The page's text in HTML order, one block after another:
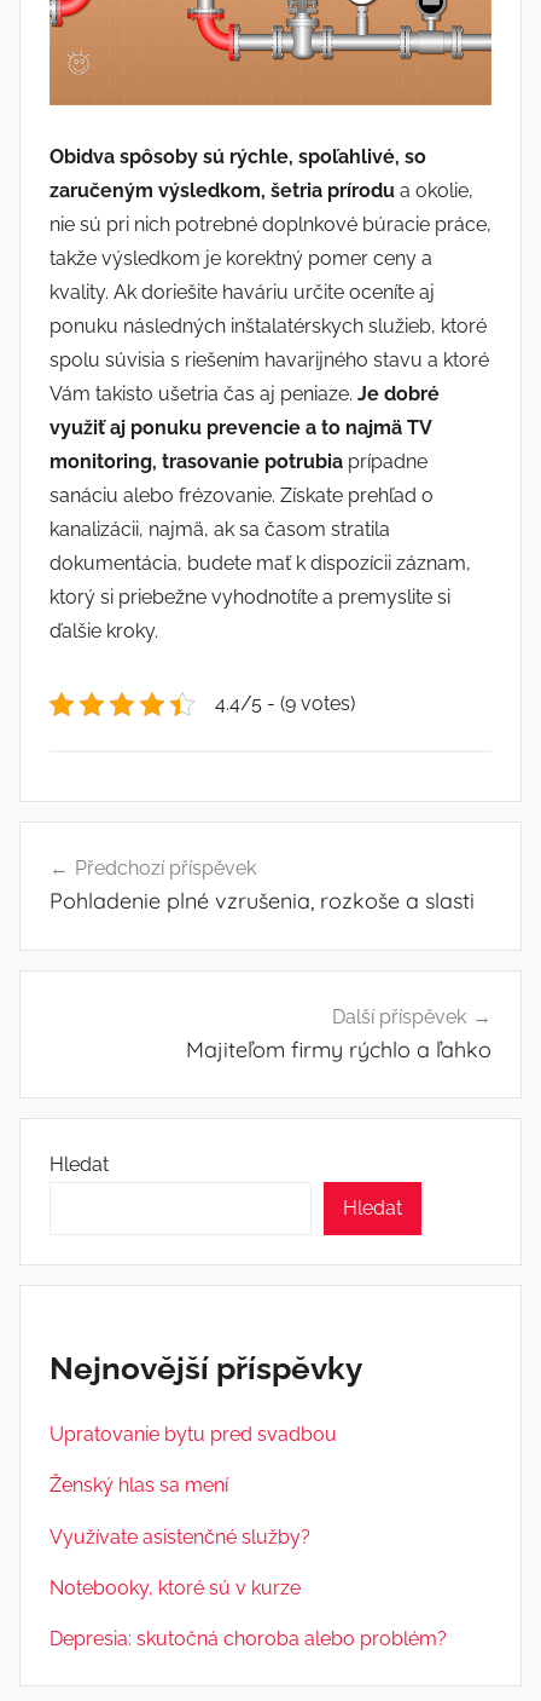
Obidva spôsoby sú rýchle, spoľahlivé, so
zaručeným výsledkom, šetria prírodu a okolie,
nie sú pri nich potrebné doplnkové búracie práce,
takže výsledkom je korektný pomer ceny a
kvality. Ak doriešite haváriu určite oceníte aj
ponuku následných inštalatérskych služieb, ktoré
spolu súvisia s riešením havarijného stavu a ktoré
Vám takisto ušetria čas aj peniaze. Je dobré
využiť aj ponuku prevencie a to najmä TV
monitoring, trasovanie potrubia prípadne
sanáciu alebo frézovanie. Získate prehľad o
kanalizácii, najmä, ak sa časom stratila
dokumentácia, budete mať k dispozícii záznam,
ktorý si priebežne vyhodnotíte a premyslite si
ďalšie kroky.
4.4/5 - (9 votes)
pro
Předchozí příspěvek
Pohladenie plné vzrušenia, rozkoše a slasti
Další příspěvek
Majiteľom firmy rýchlo a ľahko
Hledat
Hledat
Nejnovější příspěvky
Upratovanie bytu pred svadbou
Ženský hlas sa mení
Využívate asistenčné služby?
Notebooky, ktoré sú v kurze
Depresia: skutočná choroba alebo problém?